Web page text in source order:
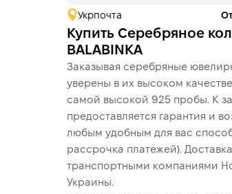
Укрпочта
Купить Серебряное
BALABINKA
Заказывая серебряные
уверены в их высоком
самой высокой 925 пробы. К
предоставляется гарантия и
любым удобным для вас
рассрочка платежей).
транспортными компаниями
Украины.